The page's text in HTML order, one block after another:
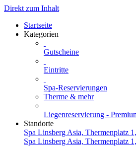
Direkt zum Inhalt
Startseite
Kategorien
Gutscheine
Eintritte
Spa-Reservierungen
Therme & mehr
Liegenreservierung -
Standorte
Spa Linsberg Asia, Thermenplatz
Spa Linsberg Asia, Thermenplatz